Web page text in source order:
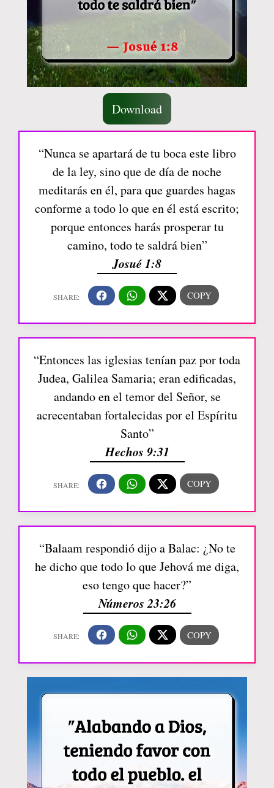
Download
“Nunca se apartará de tu boca este libro
de la ley, sino que de día de noche
meditarás en él, para que guardes hagas
conforme a todo lo que en él está escrito;
porque entonces harás prosperar tu
camino, todo te saldrá bien”
Josué 1:8
“Entonces las iglesias tenían paz por toda
Judea, Galilea Samaria; eran edificadas,
andando en el temor del Señor, se
acrecentaban fortalecidas por el Espíritu
Santo”
Hechos 9:31
“Balaam respondió dijo a Balac: ¿No te
he dicho que todo lo que Jehová me diga,
eso tengo que hacer?”
Números 23:26